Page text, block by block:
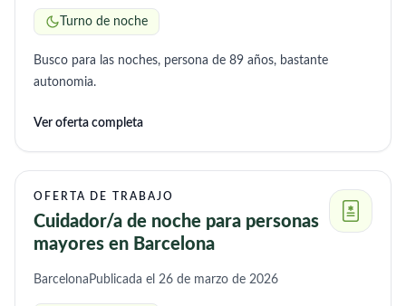
Turno de noche
Busco para las noches, persona de 89 años, bastante
autonomia.
Ver oferta completa
OFERTA DE TRABAJO
Cuidador/a de noche para personas
mayores en Barcelona
Barcelona Publicada el 26 de marzo de 2026